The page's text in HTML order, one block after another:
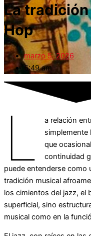
La
Hop
marzo 5, 2026
6:49 am
L
a relación
simplemente
que
continuidad
puede entenderse como
tradición musical
los cimientos del jazz, el
superficial, sino
musical como en la